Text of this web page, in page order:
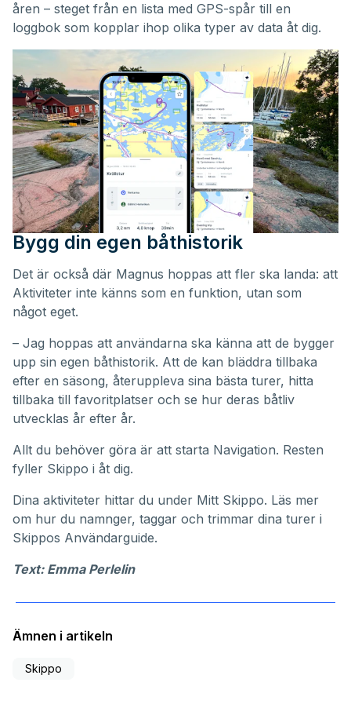
åren – steget från en lista med GPS-spår till en
loggbok som kopplar ihop olika typer av data åt dig.
Bygg din egen båthistorik
Det är också där Magnus hoppas att fler ska landa: att
Aktiviteter inte känns som en funktion, utan som
något eget.
– Jag hoppas att användarna ska känna att de bygger
upp sin egen båthistorik. Att de kan bläddra tillbaka
efter en säsong, återuppleva sina bästa turer, hitta
tillbaka till favoritplatser och se hur deras båtliv
utvecklas år efter år.
Allt du behöver göra är att starta Navigation. Resten
fyller Skippo i åt dig.
Dina aktiviteter hittar du under Mitt Skippo. Läs mer
om hur du namnger, taggar och trimmar dina turer i
Skippos Användarguide.
Text: Emma Perlelin
Ämnen i artikeln
Skippo